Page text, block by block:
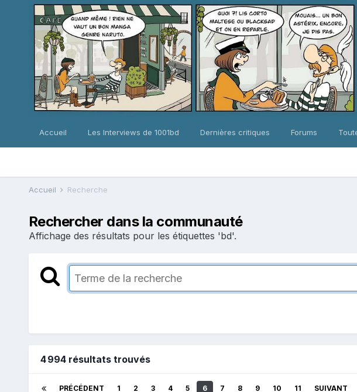
Accueil Les Interviews de 1001bd Dernières critiques Forums
Accueil Recherche
Rechercher dans la communauté
Affichage des résultats pour les étiquettes 'bd'.
4 994 résultats trouvés
PRÉCÉDENT 1 2 3 4 5 6 7 8 9 10 11 SUIVANT